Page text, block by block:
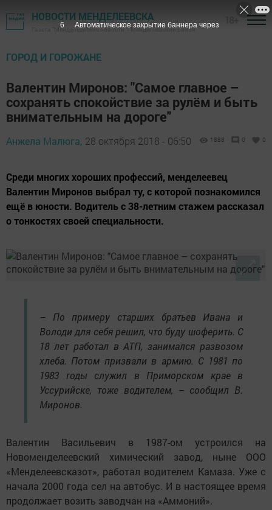
НОВОСТИ МЕНДЕЛЕЕВСКА
Газета "Менделеевские новости" - Менделеевский район
ГОРОД И ГОРОЖАНЕ
Валентин Миронов: "Самое главное –
сохранять спокойствие за рулём и быть
внимательным на дороге"
Анжела Малюга, 28 октября 2018 - 06:50 1888 0 0
Среди многих хороших профессий, менделеевец
Валентин Миронов выбрал ту, с которой познакомился
ещё в юности. Водитель с 38-летним стажем рассказал
о тонкостях своей специальности.
– По примеру старших братьев Ивана и
Володи для себя решил, что буду шоферить. С
18 лет работал в АТП, занимался развозом
хлеба. Потом призвали в армию. С 1981 по
1983 годы служил в Приморском крае в
Уссурийске, тоже водителем, – сообщил В.
Миронов.
Валентин Васильевич в 1987-ом устроился на
Новоменделеевский химический завод, ныне ООО
«Менделеевсказот», работал водителем Камаза. Уже с
начала 2000 года сел на автобус. И в настоящее время
продолжает возить заводчан на «Аммоний».
5 Автоматическое закрытие баннера через